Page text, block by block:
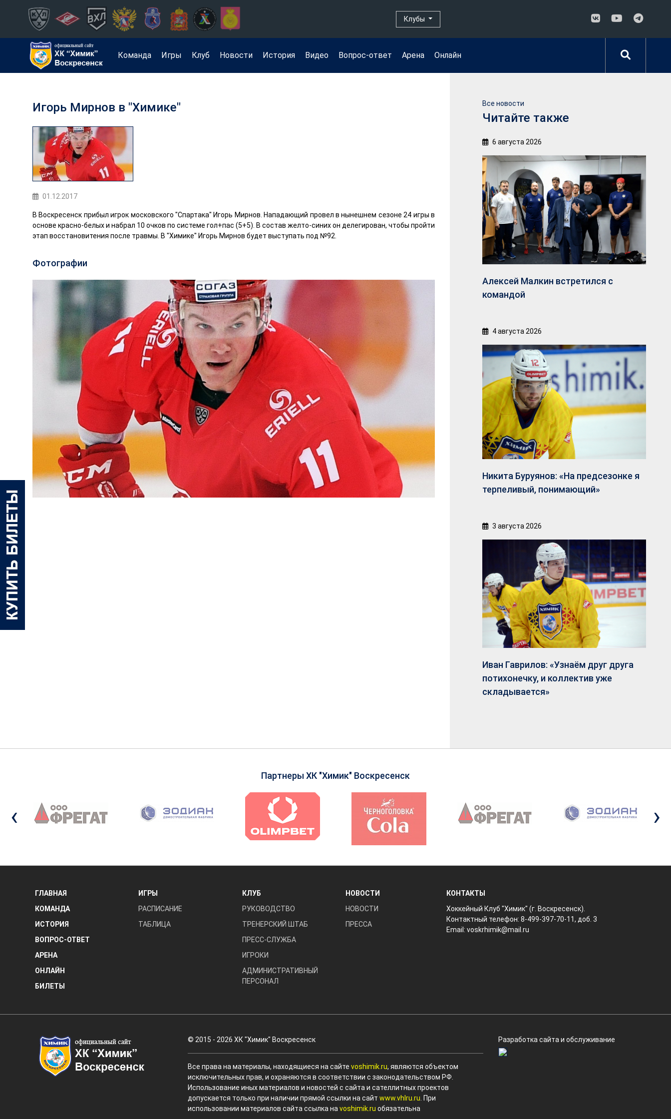
Клубы
Команда Игры Клуб Новости История Видео Вопрос-ответ Арена Онлайн
Игорь Мирнов в "Химике"
01.12.2017
В Воскресенск прибыл игрок московского "Спартака" Игорь Мирнов. Нападающий провел в нынешнем сезоне 24 игры в
основе красно-белых и набрал 10 очков по системе гол+пас (5+5). В состав желто-синих он делегирован, чтобы пройти
этап восстановитения после травмы. В "Химике" Игорь Мирнов будет выступать под №92.
Фотографии
Все новости
Читайте также
6 августа 2026
Алексей Малкин встретился с
командой
4 августа 2026
Никита Буруянов: «На предсезонке я
терпеливый, понимающий»
3 августа 2026
Иван Гаврилов: «Узнаём друг друга
потихонечку, и коллектив уже
складывается»
Партнеры ХК "Химик" Воскресенск
‹ ›
ГЛАВНАЯ
КОМАНДА
ИСТОРИЯ
ВОПРОС-ОТВЕТ
АРЕНА
ОНЛАЙН
БИЛЕТЫ
ИГРЫ
РАСПИСАНИЕ
ТАБЛИЦА
КЛУБ
РУКОВОДСТВО
ТРЕНЕРСКИЙ ШТАБ
ПРЕСС-СЛУЖБА
ИГРОКИ
АДМИНИСТРАТИВНЫЙ
ПЕРСОНАЛ
НОВОСТИ
НОВОСТИ
ПРЕССА
КОНТАКТЫ
Хоккейный Клуб "Химик" (г. Воскресенск).
Контактный телефон: 8-499-397-70-11, доб. 3
Email:voskrhimik@mail.ru
© 2015 - 2026 ХК "Химик" Воскресенск
Все права на материалы, находящиеся на сайте voshimik.ru, являются объектом
исключительных прав, и охраняются в соответствии с законодательством РФ.
Использование иных материалов и новостей с сайта и сателлитных проектов
допускается только при наличии прямой ссылки на сайт www.vhlru.ru. При
использовании материалов сайта ссылка наvoshimik.ru обязательна
Разработка сайта и обслуживание